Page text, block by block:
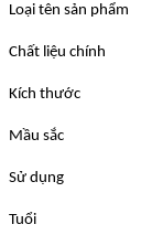
Loại tên sản phẩm
Chất liệu chính
Kích thước
Mầu sắc
Sử dụng
Tuổi